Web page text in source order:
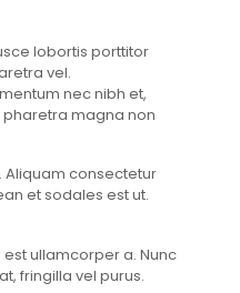
lobortis porttitor
vel.
nec nibh et,
magna non
Aliquam consectetur
et sodales est ut.
ullamcorper a. Nunc
fringilla vel purus.